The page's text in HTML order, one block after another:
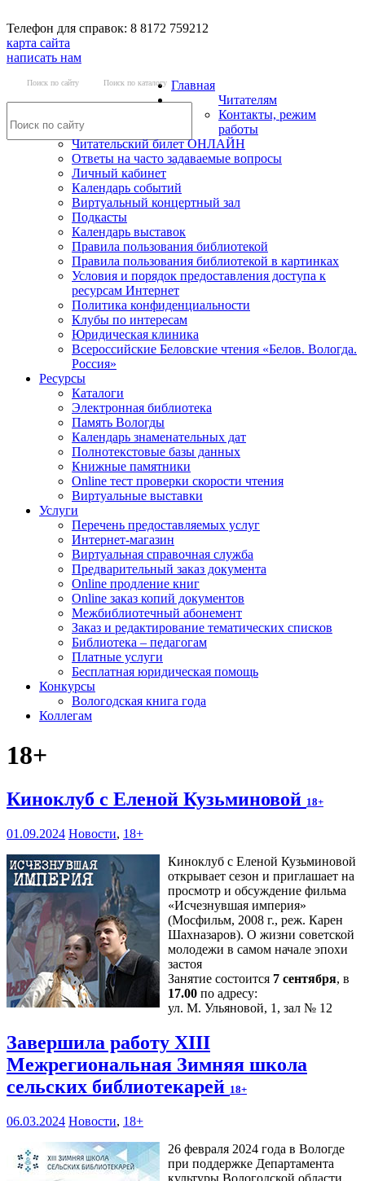
Телефон для справок: 8 8172 759212
карта сайта
написать нам
Поиск по сайту Поиск по каталогу Главная
Читателям
Контакты, режим
работы
Читательский билет ОНЛАЙН
Ответы на часто задаваемые вопросы
Личный кабинет
Календарь событий
Виртуальный концертный зал
Подкасты
Календарь выставок
Правила пользования библиотекой
Правила пользования библиотекой в картинках
Условия и порядок предоставления доступа к
ресурсам Интернет
Политика конфиденциальности
Клубы по интересам
Юридическая клиника
Всероссийские Беловские чтения «Белов. Вологда.
Россия»
Ресурсы
Каталоги
Электронная библиотека
Память Вологды
Календарь знаменательных дат
Полнотекстовые базы данных
Книжные памятники
Online тест проверки скорости чтения
Виртуальные выставки
Услуги
Перечень предоставляемых услуг
Интернет-магазин
Виртуальная справочная служба
Предварительный заказ документа
Online продление книг
Online заказ копий документов
Межбиблиотечный абонемент
Заказ и редактирование тематических списков
Библиотека – педагогам
Платные услуги
Бесплатная юридическая помощь
Конкурсы
Вологодская книга года
Коллегам
18+
Киноклуб с Еленой Кузьминовой 18+
01.09.2024 Новости, 18+
Киноклуб с Еленой Кузьминовой
открывает сезон и приглашает на
просмотр и обсуждение фильма
«Исчезнувшая империя»
(Мосфильм, 2008 г., реж. Карен
Шахназаров). О жизни советской
молодежи в самом начале эпохи
застоя
Занятие состоится 7 сентября, в
17.00 по адресу:
ул. М. Ульяновой, 1, зал № 12
Завершила работу XIII
Межрегиональная Зимняя школа
сельских библиотекарей 18+
06.03.2024 Новости, 18+
26 февраля 2024 года в Вологде
при поддержке Департамента
культуры Вологодской области,